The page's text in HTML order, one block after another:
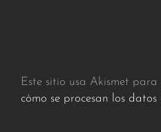
Este sitio usa Akismet para
cómo se procesan los